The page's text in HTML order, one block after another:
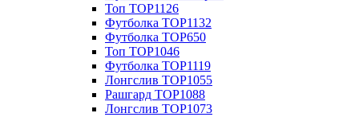
Топ TOP1126
Футболка TOP1132
Футболка TOP650
Топ TOP1046
Футболка TOP1119
Лонгслив TOP1055
Рашгард TOP1088
Лонгслив TOP1073